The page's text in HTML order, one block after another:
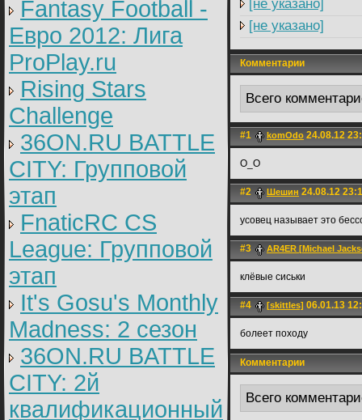
Fantasy Football -
Евро 2012: Лига
ProPlay.ru
Rising Stars
Challenge
36ON.RU BATTLE
CITY: Групповой
этап
FnaticRC CS
League: Групповой
этап
It's Gosu's Monthly
Madness: 2 сезон
36ON.RU BATTLE
CITY: 2й
квалификационный
[не указано]
[не указано]
Комментарии
Всего
#1 komOdo 24.08.12
O_O
#2 Шешин 24.08.12
усовец называет это
#3 AR4ER [Michael
клёвые сиськи
#4 [skittles] 06.01.13
болеет походу
Комментарии
Всего